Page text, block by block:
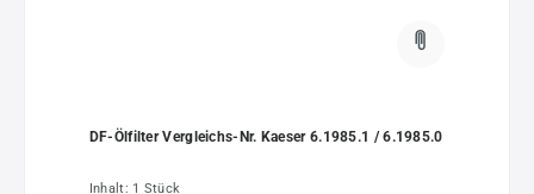
DF-Ölfilter Vergleichs-Nr. Kaeser 6.1985.1 / 6.1985.0
Inhalt: 1 Stück